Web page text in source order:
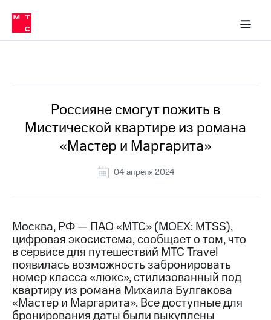
Медиа-центр
и акционерам
Устойчивое развитие
Комплаенс и деловая этика
компании
Карьера
История
компании
Руководство
информация
Контакты
Медиа-центр
Пресс-
релизы
МТС
о технологиях
в МТС
Пресс-
релизы
МТС
о технологиях
Россияне смогут пожить в
Мистической квартире из романа
«Мастер и Маргарита»
04 апреля 2024
Москва, РФ — ПАО «МТС» (MOEX: MTSS),
цифровая экосистема, сообщает о том, что
в сервисе для путешествий МТС Travel
появилась возможность забронировать
номер класса «люкс», стилизованный под
квартиру из романа Михаила Булгакова
«Мастер и Маргарита». Все доступные для
бронирования даты были выкуплены